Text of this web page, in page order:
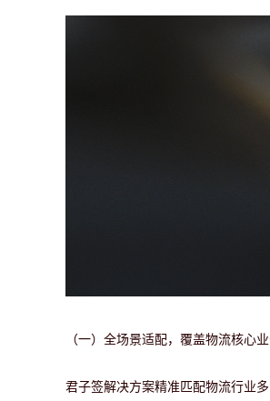
（一）全场景适配，覆盖物流核心
君子签解决方案精准匹配物流行业